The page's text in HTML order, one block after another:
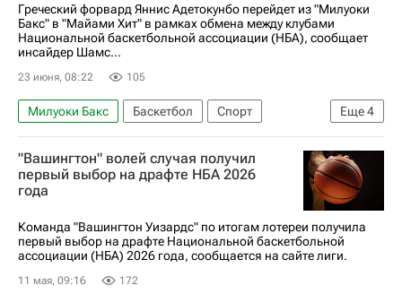
Греческий форвард Яннис Адетокунбо перейдет из "Милуоки
Бакс" в "Майами Хит" в рамках обмена между клубами
Национальной баскетбольной ассоциации (НБА), сообщает
инсайдер Шамс...
23 июня, 08:22 105
Еще4
Милуоки Бакс Баскетбол
Спорт
Яннис Адетокунбо
Бобби Портис
Майами Хит
НБА
"Вашингтон" волей случая получил
первый выбор на драфте НБА 2026
года
Команда "Вашингтон Уизардс" по итогам лотереи получила
первый выбор на драфте Национальной баскетбольной
ассоциации (НБА) 2026 года, сообщается на сайте лиги.
11 мая, 09:16 172